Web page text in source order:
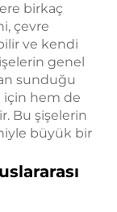
birkaç
çevre
ve kendi
genel
sunduğu
için hem de
Bu şişelerin
büyük bir